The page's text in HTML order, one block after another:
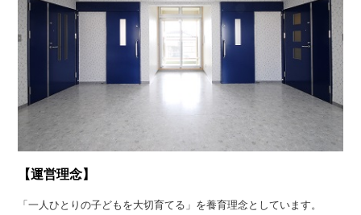
【運営理念】
「一人ひとりの子どもを大切育てる」を養育理念としています。